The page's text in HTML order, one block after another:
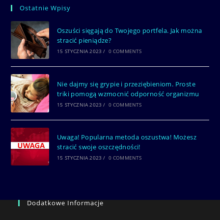
Ostatnie Wpisy
Oszuści sięgają do Twojego portfela. Jak można
stracić pieniądze?
15 STYCZNIA 2023 / 0 COMMENTS
Nie dajmy się grypie i przeziębieniom. Proste
triki pomogą wzmocnić odporność organizmu
15 STYCZNIA 2023 / 0 COMMENTS
Uwaga! Popularna metoda oszustwa! Możesz
stracić swoje oszczędności!
15 STYCZNIA 2023 / 0 COMMENTS
Dodatkowe Informacje